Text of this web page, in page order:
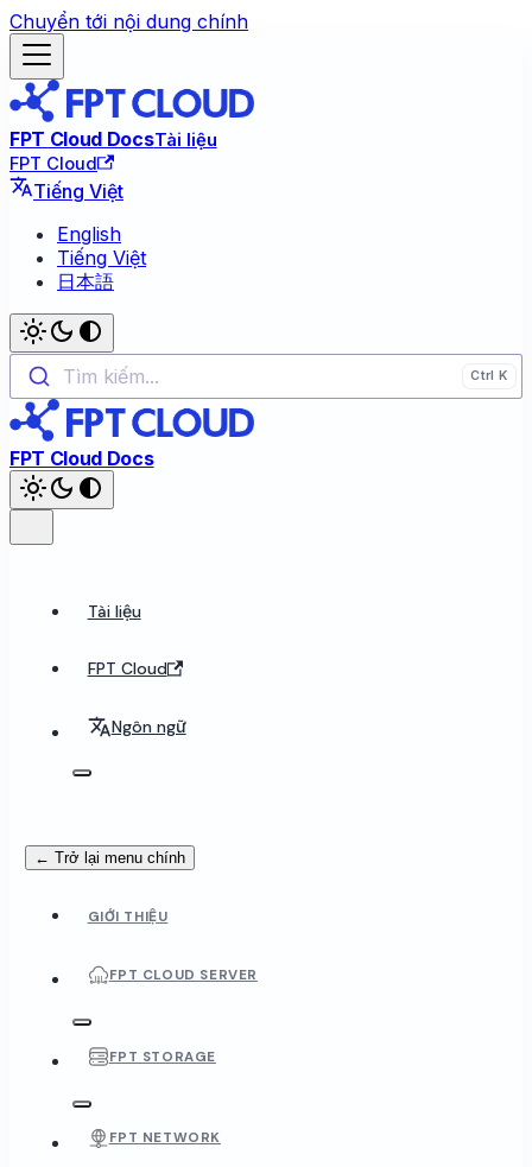
Chuyển tới nội dung chính
FPT Cloud DocsTài liệu
FPT Cloud
Tiếng Việt
English
Tiếng Việt
日本語
Tìm kiếm...
FPT Cloud Docs
Tài liệu
FPT Cloud
Ngôn ngữ
← Trở lại menu chính
GIỚI THIỆU
FPT CLOUD SERVER
FPT STORAGE
FPT NETWORK